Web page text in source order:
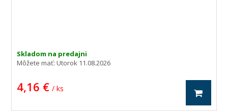
Skladom na predajni
Môžete mať:Utorok 11.08.2026
4,16 € / ks